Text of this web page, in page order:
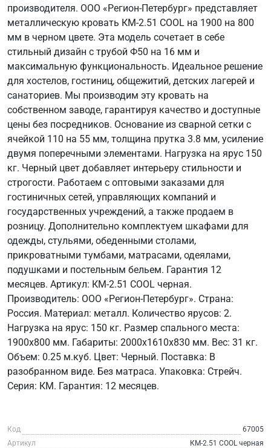
производителя. ООО «Регион-Петербург» представляет
металлическую кровать КМ-2.51 COOL на 1900 на 800
мм в черном цвете. Эта модель сочетает в себе
стильный дизайн с трубой Ф50 на 16 мм и
максимальную функциональность. Идеальное решение
для хостелов, гостиниц, общежитий, детских лагерей и
санаториев. Мы производим эту кровать на
собственном заводе, гарантируя качество и доступные
цены без посредников. Основание из сварной сетки с
ячейкой 110 на 55 мм, толщина прутка 3.8 мм, усиление
двумя поперечными элементами. Нагрузка на ярус 150
кг. Черный цвет добавляет интерьеру стильности и
строгости. Работаем с оптовыми заказами для
гостиничных сетей, управляющих компаний и
государственных учреждений, а также продаем в
розницу. Дополнительно комплектуем шкафами для
одежды, стульями, обеденными столами,
прикроватными тумбами, матрасами, одеялами,
подушками и постельным бельем. Гарантия 12
месяцев. Артикул: КМ-2.51 COOL черная.
Производитель: ООО «Регион-Петербург». Страна:
Россия. Материал: металл. Количество ярусов: 2.
Нагрузка на ярус: 150 кг. Размер спального места:
1900х800 мм. Габариты: 2000х1610х830 мм. Вес: 31 кг.
Объем: 0.25 м.куб. Цвет: Черный. Поставка: В
разобранном виде. Без матраса. Упаковка: Стрейч.
Серия: КМ. Гарантия: 12 месяцев.
Код
67005
Артикул
КМ-2.51 СOOL черная